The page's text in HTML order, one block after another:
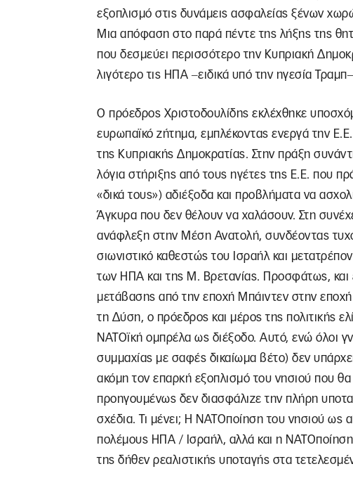
εξοπλισμό στις δυνάμεις ασφαλείας ξένων
Μια απόφαση στο παρά πέντε της λήξης της
που δεσμεύει περισσότερο την Κυπριακή
λιγότερο τις ΗΠΑ ‒ειδικά υπό την ηγεσία
Ο πρόεδρος Χριστοδουλίδης εκλέχθηκε
ευρωπαϊκό ζήτημα, εμπλέκοντας ενεργά την
της Κυπριακής Δημοκρατίας. Στην πράξη
λόγια στήριξης από τους ηγέτες της Ε.Ε. που
«δικά τους») αδιέξοδα και προβλήματα να
Άγκυρα που δεν θέλουν να χαλάσουν. Στη
ανάφλεξη στην Μέση Ανατολή, συνδέοντας
σιωνιστικό καθεστώς του Ισραήλ και
των ΗΠΑ και της Μ. Βρετανίας. Προσφάτως, και
μετάβασης από την εποχή Μπάιντεν στην
τη Δύση, ο πρόεδρος και μέρος της πολιτικής
ΝΑΤΟϊκή ομπρέλα ως διέξοδο. Αυτό, ενώ όλοι
συμμαχίας με σαφές δικαίωμα βέτο) δεν
ακόμη τον επαρκή εξοπλισμό του νησιού που
προηγουμένως δεν διασφάλιζε την πλήρη
σχέδια. Τι μένει; Η ΝΑΤΟποίηση του νησιού ως
πολέμους ΗΠΑ / Ισραήλ, αλλά και η
της δήθεν ρεαλιστικής υποταγής στα